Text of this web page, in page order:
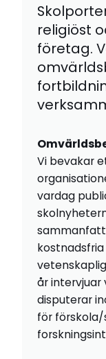
religiöst
företag.
Vi bevakar
vardag
kostnadsfria
år intervjuar
disputerar
för förskola/